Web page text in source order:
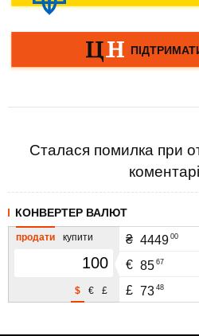
Сталася помилка при
КОНВЕРТЕР ВАЛЮТ
продати купити
£
€
$
₴ 4449 00
€ 85 67
£ 73 48